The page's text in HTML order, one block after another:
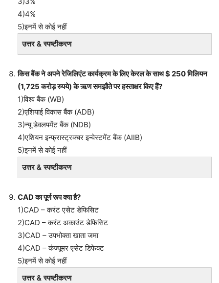
4)4%
5)इनमें से कोई नहीं
उत्तर & स्पष्टीकरण
किस बैंक ने अपने रेजिलिएंट कार्यक्रम के लिए केरल के साथ $ 250 मिलियन
(1,725 करोड़ रुपये) के ऋण समझौते पर हस्ताक्षर किए हैं?
1)विश्व बैंक (WB)
2)एशियाई विकास बैंक (ADB)
3)न्यू डेवलपमेंट बैंक (NDB)
4)एशियन इन्फ्रास्ट्रक्चर इन्वेस्टमेंट बैंक (AIIB)
5)इनमें से कोई नहीं
उत्तर & स्पष्टीकरण
CAD का पूर्ण रूप क्या है?
1)CAD – करंट एसेट डेफिसिट
2)CAD – करंट अकाउंट डेफिसिट
3)CAD – उपभोक्ता खाता जमा
4)CAD – कंज्यूमर एसेट डिफेक्ट
5)इनमें से कोई नहीं
उत्तर & स्पष्टीकरण